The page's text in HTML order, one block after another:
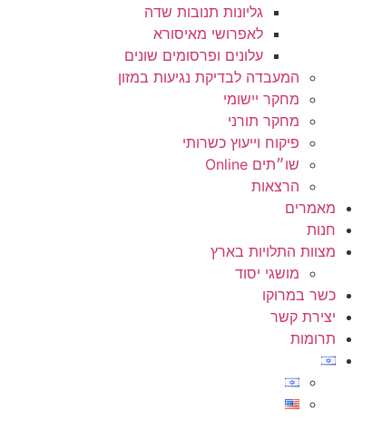
גליונות תנובות שדה
לאפרושי מאיסורא
עלונים ופרסומים שונים
המעבדה לבדיקת נגיעות במזון
מחקר יישומי
מחקר תורני
פיקוח וייעוץ כשרותי
שו״תים Online
הרצאות
מאמרים
חנות
מצוות התלויות בארץ
מושגי יסוד
כשר במרוקו
יצירת קשר
תרומות